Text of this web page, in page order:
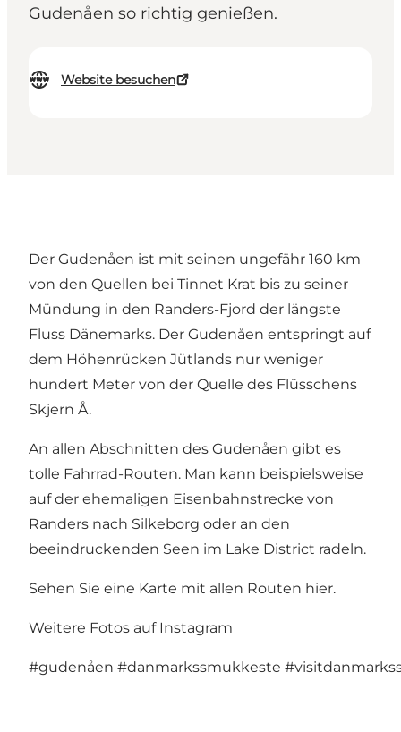
Gudenåen so richtig genießen.
Website besuchen
Der Gudenåen ist mit seinen ungefähr 160 km
von den Quellen bei Tinnet Krat bis zu seiner
Mündung in den Randers-Fjord der längste
Fluss Dänemarks. Der Gudenåen entspringt auf
dem Höhenrücken Jütlands nur weniger
hundert Meter von der Quelle des Flüsschens
Skjern Å.
An allen Abschnitten des Gudenåen gibt es
tolle Fahrrad-Routen. Man kann beispielsweise
auf der ehemaligen Eisenbahnstrecke von
Randers nach Silkeborg oder an den
beeindruckenden Seen im Lake District radeln.
Sehen Sie eine Karte mit allen Routen hier.
Weitere Fotos auf Instagram
#gudenåen #danmarkssmukkeste